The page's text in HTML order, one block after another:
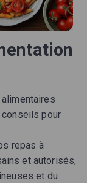
pour
repas à
et autorisés,
et du